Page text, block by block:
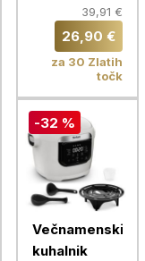
39,91 €
26,90 €
za 30 Zlatih
točk
-32 %
Večnamenski
kuhalnik